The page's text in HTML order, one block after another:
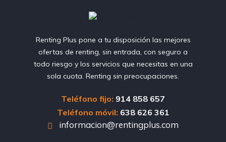
Renting Plus pone a tu disposición las mejores
ofertas de renting, sin entrada, con seguro a
todo riesgo y los servicios que necesitas en una
sola cuota. Renting sin preocupaciones.
Teléfono fijo: 914 858 657
Teléfono móvil: 638 626 361
informacion@rentingplus.com